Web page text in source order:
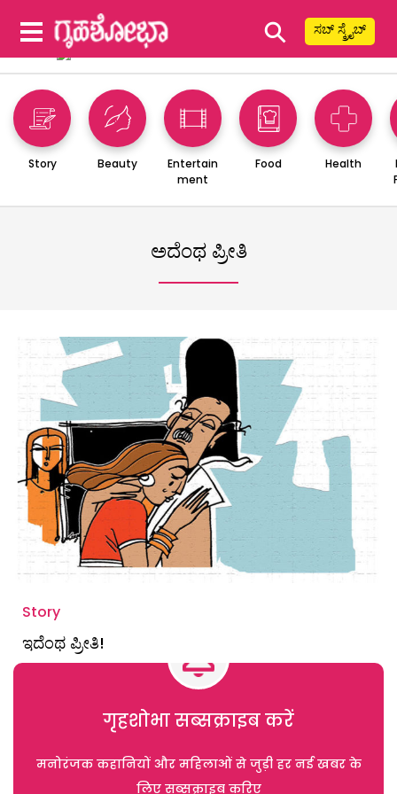
⚲ ಸಬ್ ಸ್ಕ್ರೈಬ್
Story Beauty
Entertain
ment
Food Health
ಅದೆಂಥ ಪ್ರೀತಿ
Story
ಇದೆಂಥ ಪ್ರೀತಿ!
गृहशोभा सब्सक्राइब करें
मनोरंजक कहानियों और महिलाओं से जुड़ी हर नई खबर के
लिए सब्सक्राइब करिए